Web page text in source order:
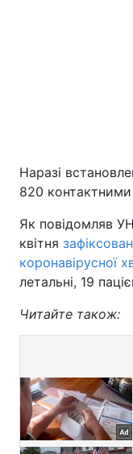
Наразі
820
Як повідомляв
квітня
коронавірусної
летальні, 19
Читайте також: